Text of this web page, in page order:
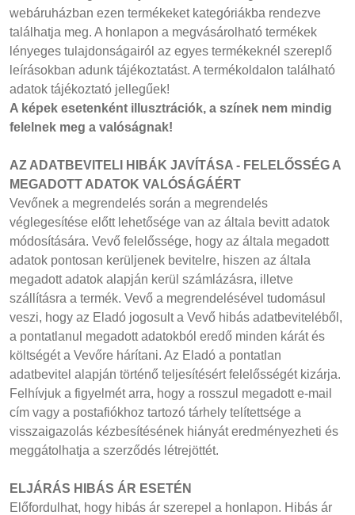
webáruházban ezen termékeket kategóriákba rendezve
találhatja meg. A honlapon a megvásárolható termékek
lényeges tulajdonságairól az egyes termékeknél szereplő
leírásokban adunk tájékoztatást. A termékoldalon található
adatok tájékoztató jellegűek!
A képek esetenként illusztrációk, a színek nem mindig
felelnek meg a valóságnak!
AZ ADATBEVITELI HIBÁK JAVÍTÁSA - FELELŐSSÉG A
MEGADOTT ADATOK VALÓSÁGÁÉRT
Vevőnek a megrendelés során a megrendelés
véglegesítése előtt lehetősége van az általa bevitt adatok
módosítására. Vevő felelőssége, hogy az általa megadott
adatok pontosan kerüljenek bevitelre, hiszen az általa
megadott adatok alapján kerül számlázásra, illetve
szállításra a termék. Vevő a megrendelésével tudomásul
veszi, hogy az Eladó jogosult a Vevő hibás adatbeviteléből,
a pontatlanul megadott adatokból eredő minden kárát és
költségét a Vevőre hárítani. Az Eladó a pontatlan
adatbevitel alapján történő teljesítésért felelősségét kizárja.
Felhívjuk a figyelmét arra, hogy a rosszul megadott e-mail
cím vagy a postafiókhoz tartozó tárhely telítettsége a
visszaigazolás kézbesítésének hiányát eredményezheti és
meggátolhatja a szerződés létrejöttét.
ELJÁRÁS HIBÁS ÁR ESETÉN
Előfordulhat, hogy hibás ár szerepel a honlapon. Hibás ár